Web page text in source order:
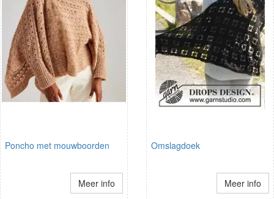
Poncho met mouwboorden
Meer info
Omslagdoek
Meer info